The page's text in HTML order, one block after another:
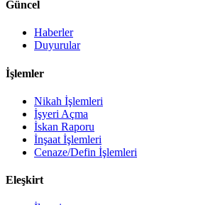
Güncel
Haberler
Duyurular
İşlemler
Nikah İşlemleri
İşyeri Açma
İskan Raporu
İnşaat İşlemleri
Cenaze/Defin İşlemleri
Eleşkirt